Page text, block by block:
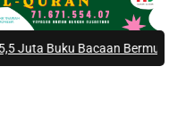
Bacaan Bermutu Dikirim